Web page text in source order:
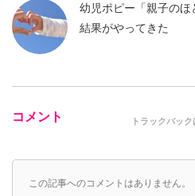
幼児ポピー「親子の
結果がやってきた
コメント トラックバック
この記事へのコメントはありません。